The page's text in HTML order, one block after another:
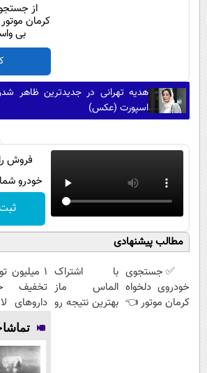
از
کرمان
بی
هدیه تهرانی در جدیدترین ظاهر
اسپورت (عکس)
فروش
خودرو شما | امن و بی
مطالب پیشنهادی
✅ جستجوی
خودروی دلخواه
کرمان موتور 👈
با اشتراک
الماس ماز
بهترین نتیجه رو
1 میلیون
تخفیف
داروهای
با ارسال
داروخانه
یخ!